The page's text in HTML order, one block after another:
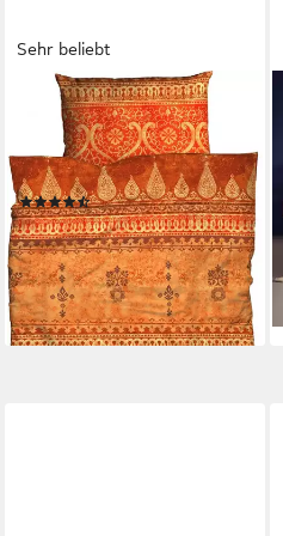
Sehr beliebt
CASATEX
Bettwäsche Indi, Satin, 2 teilig,
romantisch, orientalisch,
weich und gemütlich
(470)
ab 40,01 € UVP54,95 €
-27%
lieferbar - in 3-4 Werktagen bei dir
+4